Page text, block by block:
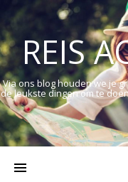
REIS
Via ons blog houden we je
de leukste dingen om te